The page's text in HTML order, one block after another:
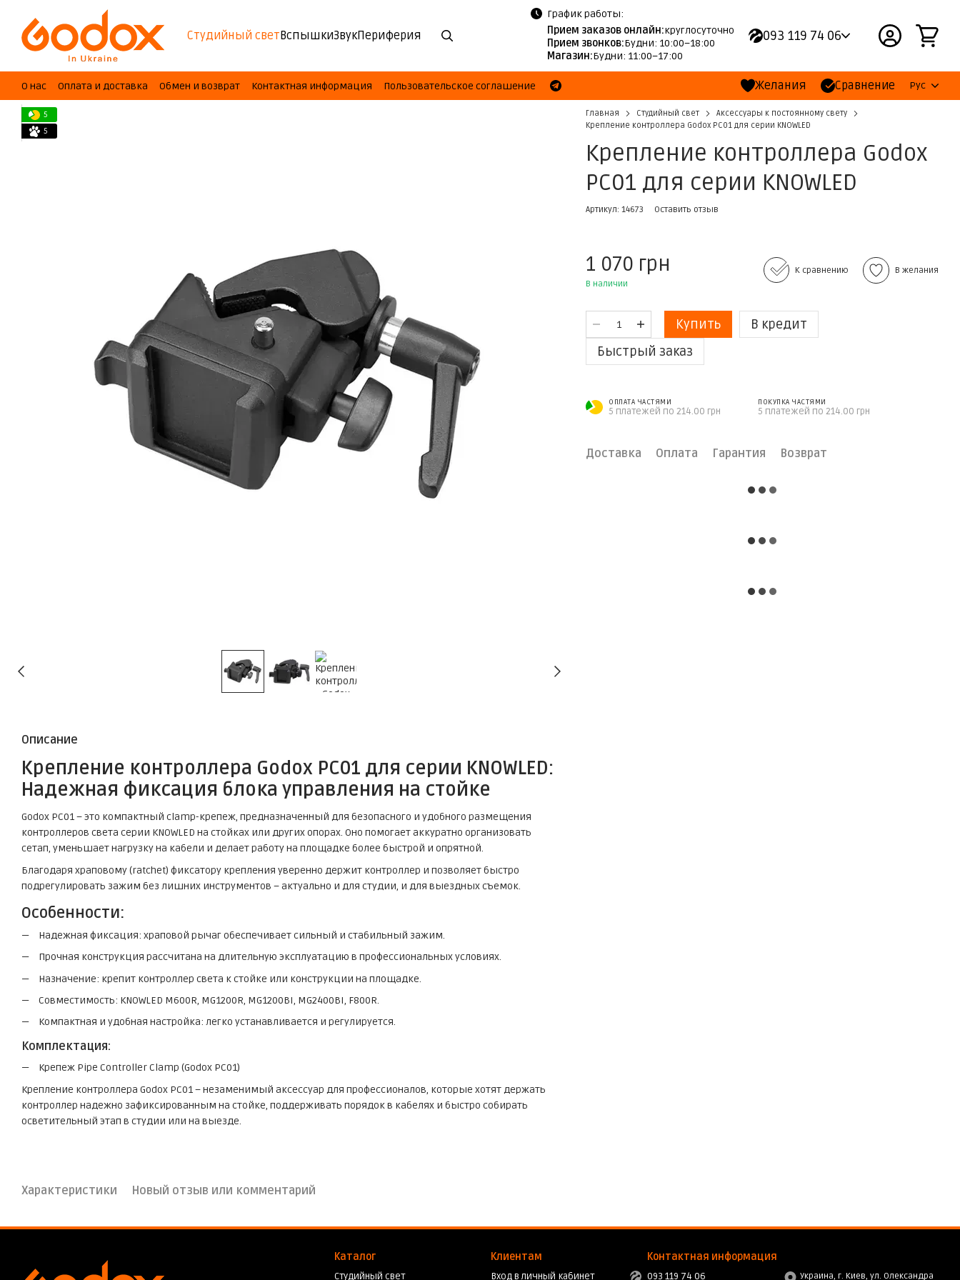
Перейти к основному контенту
Студийный светВспышкиЗвукПериферия
График работы:
Прием заказов онлайн:круглосуточно
Прием звонков:Будни: 10:00–18:00
Магазин:Будни: 11:00–17:00
093 119 74 06
О нас Оплата и доставка Обмен и возврат Контактная информация Пользовательское соглашение Желания Сравнение Рус
5
5
Описание
Крепление контроллера Godox PC01 для серии KNOWLED:
Надежная фиксация блока управления на стойке
Godox PC01 – это компактный clamp-крепеж, предназначенный для безопасного и удобного размещения
контроллеров света серии KNOWLED на стойках или других опорах. Оно помогает аккуратно организовать
сетап, уменьшает нагрузку на кабели и делает работу на площадке более быстрой и опрятной.
Благодаря храповому (ratchet) фиксатору крепления уверенно держит контроллер и позволяет быстро
подрегулировать зажим без лишних инструментов – актуально и для студии, и для выездных съемок.
Особенности:
Надежная фиксация: храповой рычаг обеспечивает сильный и стабильный зажим.
Прочная конструкция рассчитана на длительную эксплуатацию в профессиональных условиях.
Назначение: крепит контроллер света к стойке или конструкции на площадке.
Совместимость: KNOWLED M600R, MG1200R, MG1200BI, MG2400BI, F800R.
Компактная и удобная настройка: легко устанавливается и регулируется.
Комплектация:
Крепеж Pipe Controller Clamp (Godox PC01)
Крепление контроллера Godox PC01 – незаменимый аксессуар для профессионалов, которые хотят держать
контроллер надежно зафиксированным на стойке, поддерживать порядок в кабелях и быстро собирать
осветительный этап в студии или на выезде.
Главная Студийный свет
Аксессуары к постоянному свету
Крепление контроллера Godox PC01 для серии KNOWLED
Крепление контроллера Godox
PC01 для серии KNOWLED
Артикул: 14673 Оставить отзыв
1 070 грн
В наличии
К сравнению В желания
Купить
В кредит
Быстрый заказ
ОПЛАТА ЧАСТЯМИ
5 платежей по 214.00 грн
ПОКУПКА ЧАСТЯМИ
5 платежей по 214.00 грн
Доставка Оплата Гарантия Возврат
Характеристики Новый отзыв или комментарий
Каталог
Студийный свет
Клиентам
Вход в личный кабинет
Контактная информация
093 119 74 06 Украина, г. Киев, ул. Олександра